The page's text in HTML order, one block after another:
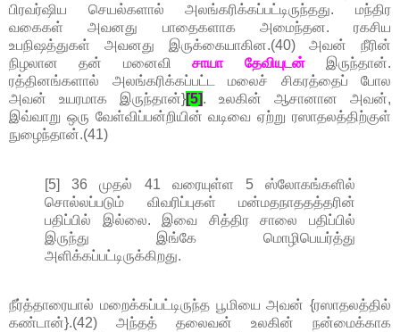
பிரவர்ஷிய செயல்களால் அலங்கரிக்கப்பட்டிருந்தது. மந்திர
வகைகள் அவனது பாதைகளாக அமைந்தன. ரகசிய
உபநிஷத்துகள் அவனது இருக்கையாகின.(40) அவன் நீரின்
நிழலான தன் மனைவிசாயா தேவியுடன்இருந்தான்.
ரத்தினங்களால் அலங்கரிக்கப்பட்ட மலைச் சிகரத்தைப் போல
அவன் உயரமாக இருந்தான்}[5]. உலகின் ஆசானான அவன்,
இவ்வாறு ஒரு வேள்விப்பன்றியின் வடிவை ஏற்று ரஸாதலத்திற்குள்
நுழைந்தான்.(41)
[5] 36 முதல் 41 வரையுள்ள 5 ஸ்லோகங்களில்
சொல்லப்படும் விவரிப்புகள் மன்மதநாததத்தரின்
பதிப்பில் இல்லை. இவை சித்திர சாலை பதிப்பில்
இருந்து இங்கே மொழிபெயர்த்து
அளிக்கப்பட்டிருக்கிறது.
நீர்த்தாரையால் மறைக்கப்பட்டிருந்த பூமியை அவன் {ரஸாதலத்தில்
கண்டான்}.(42) அந்தத் தலைவன் உலகின் நன்மைக்காக